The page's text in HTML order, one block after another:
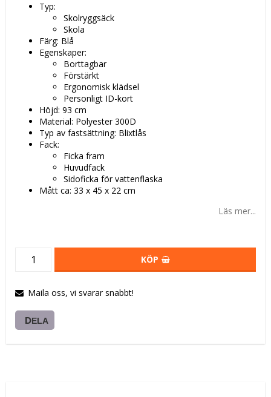
Typ:
Skolryggsäck
Skola
Färg: Blå
Egenskaper:
Borttagbar
Förstärkt
Ergonomisk klädsel
Personligt ID-kort
Höjd: 93 cm
Material: Polyester 300D
Typ av fastsättning: Blixtlås
Fack:
Ficka fram
Huvudfack
Sidoficka för vattenflaska
Mått ca: 33 x 45 x 22 cm
Läs mer...
KÖP
Maila oss, vi svarar snabbt!
DELA